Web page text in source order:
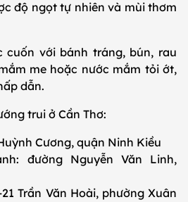
độ ngọt tự nhiên và mùi thơm
cuốn với bánh tráng, bún, rau
me hoặc nước mắm tỏi ớt,
dẫn.
trui ở Cần Thơ:
Cương, quận Ninh Kiều
đường Nguyễn Văn Linh,
Trần Văn Hoài, phường Xuân